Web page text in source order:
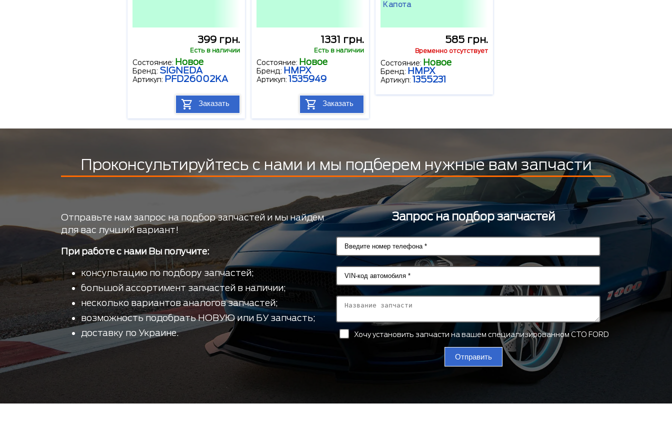
399 грн.
Есть в наличии
Состояние: Новое
Бренд: SIGNEDA
Артикул: PFD26002KA
Заказать
1331 грн.
Есть в наличии
Состояние: Новое
Бренд: HMPX
Артикул: 1535949
Заказать
Капота
585 грн.
Временно отсутствует
Состояние: Новое
Бренд: HMPX
Артикул: 1355231
Проконсультируйтесь с нами и мы подберем нужные вам запчасти
Отправьте нам запрос на подбор запчастей и мы найдем
для вас лучший вариант!
При работе с нами Вы получите:
консультацию по подбору запчастей;
большой ассортимент запчастей в наличии;
несколько вариантов аналогов запчастей;
возможность подобрать НОВУЮ или БУ запчасть;
доставку по Украине.
Запрос на подбор запчастей
Хочу установить запчасти на вашем специализированном СТО FORD
Отправить